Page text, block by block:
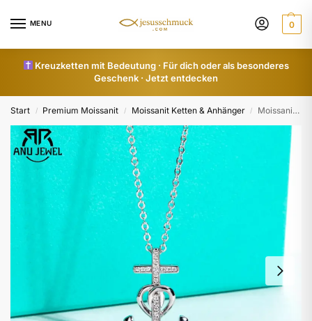
MENU 0
Kreuzketten mit Bedeutung · Für dich oder als besonderes
Geschenk · Jetzt entdecken
Start / Premium Moissanit / Moissanit Ketten & Anhänger / Moissanit Glaube Liebe Hoffnung Anhänger